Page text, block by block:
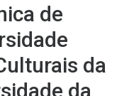
de
da
da